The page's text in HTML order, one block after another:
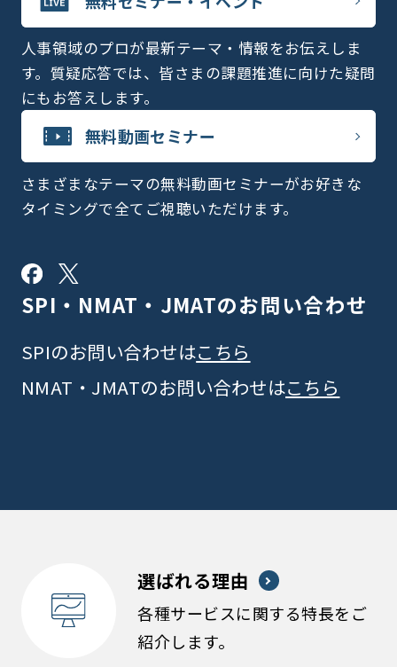
人事領域のプロが最新テーマ・情報をお伝えしま
す。質疑応答では、皆さまの課題推進に向けた疑問
にもお答えします。
無料動画セミナー
さまざまなテーマの無料動画セミナーがお好きな
タイミングで全てご視聴いただけます。
SPI・NMAT・JMATのお問い合わせ
SPIのお問い合わせはこちら
NMAT・JMATのお問い合わせはこちら
選ばれる理由
各種サービスに関する特長をご
紹介します。